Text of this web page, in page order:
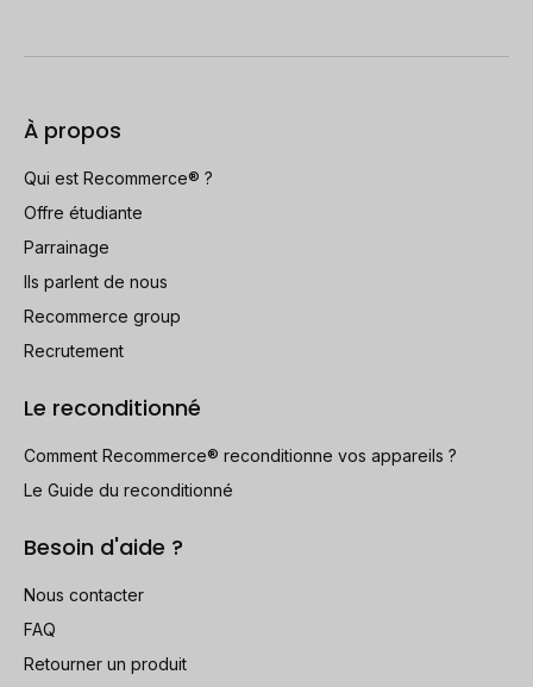
À propos
Qui est Recommerce® ?
Offre étudiante
Parrainage
Ils parlent de nous
Recommerce group
Recrutement
Le reconditionné
Comment Recommerce® reconditionne vos appareils ?
Le Guide du reconditionné
Besoin d'aide ?
Nous contacter
FAQ
Retourner un produit